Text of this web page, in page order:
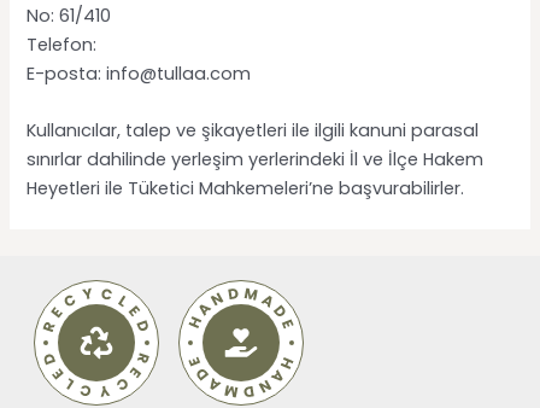
No: 61/410
Telefon:
E-posta: info@tullaa.com
Kullanıcılar, talep ve şikayetleri ile ilgili kanuni parasal
sınırlar dahilinde yerleşim yerlerindeki İl ve İlçe Hakem
Heyetleri ile Tüketici Mahkemeleri’ne başvurabilirler.